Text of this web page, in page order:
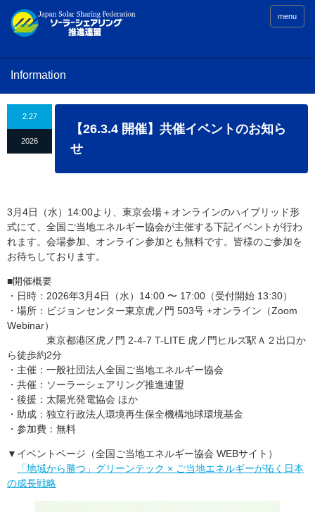
menu
Information
2.27
2026
【26.3.4 開催】共催イベントのお知ら
せ
3月4日（水）14:00より、東京会場＋オンラインのハイブリッド形
式にて、全国ご当地エネルギー協会が主催する下記イベントが行わ
れます。会場参加、オンライン参加とも無料です。皆様のご参加を
お待ちしております。
■開催概要
・日時：2026年3月4日（水）14:00 〜 17:00（受付開始 13:30）
・場所：ビジョンセンター東京虎ノ門 503号 +オンライン（Zoom
Webinar）
東京都港区虎ノ門 2-4-7 T-LITE 虎ノ門ヒルズ駅Ａ２出口か
ら徒歩約2分
・主催：一般社団法人全国ご当地エネルギー協会
・共催：ソーラーシェアリング推進連盟
・後援：太陽光発電協会 ほか
・助成：独立行政法人環境再生保全機構地球環境基金
・参加費：無料
▼イベントページ（全国ご当地エネルギー協会 WEBサイト）
「地域から勝つ」グリーンテック × ご当地エネルギーが拓く日本
の成長戦略